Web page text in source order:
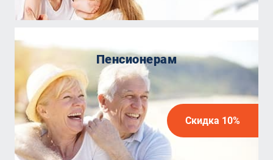
Пенсионерам
Скидка 10%